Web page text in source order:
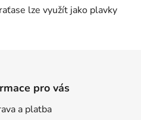
lze využít jako plavky
pro vás
a platba